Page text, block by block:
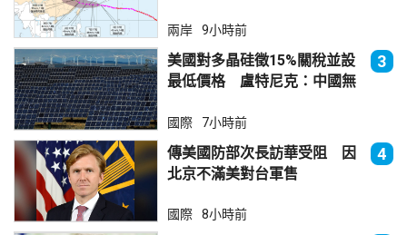
兩岸 9小時前
美國對多晶硅徵15%關稅並設
最低價格 盧特尼克：中國無
3
國際 7小時前
傳美國防部次長訪華受阻 因
北京不滿美對台軍售
4
國際 8小時前